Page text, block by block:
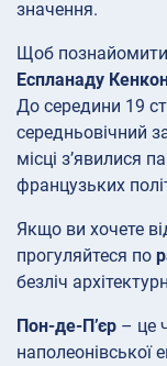
значення.
Щоб
Еспланаду
До середини 19
середньовічний
місці з’явилися
французьких
Якщо ви хочете
прогуляйтеся по
безліч
Пон-де-П’єр – це
наполеонівської